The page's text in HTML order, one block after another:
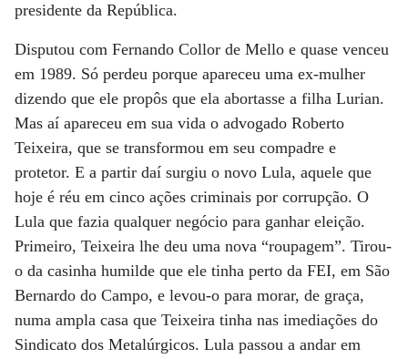
presidente da República.
Disputou com Fernando Collor de Mello e quase venceu
em 1989. Só perdeu porque apareceu uma ex-mulher
dizendo que ele propôs que ela abortasse a filha Lurian.
Mas aí apareceu em sua vida o advogado Roberto
Teixeira, que se transformou em seu compadre e
protetor. E a partir daí surgiu o novo Lula, aquele que
hoje é réu em cinco ações criminais por corrupção. O
Lula que fazia qualquer negócio para ganhar eleição.
Primeiro, Teixeira lhe deu uma nova “roupagem”. Tirou-
o da casinha humilde que ele tinha perto da FEI, em São
Bernardo do Campo, e levou-o para morar, de graça,
numa ampla casa que Teixeira tinha nas imediações do
Sindicato dos Metalúrgicos. Lula passou a andar em